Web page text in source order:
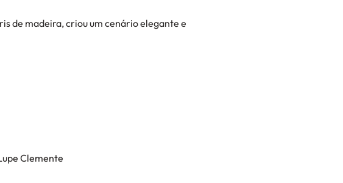
de madeira, criou um cenário elegante e
Clemente